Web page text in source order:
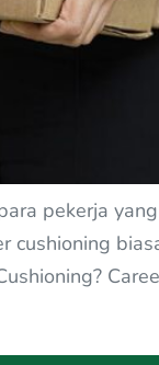
pekerja
cushioning